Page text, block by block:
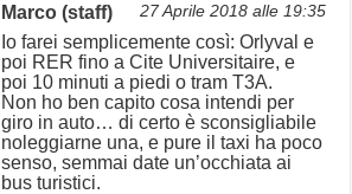
Marco (staff) 27 Aprile 2018 alle 19:35
Io farei semplicemente così: Orlyval e
poi RER fino a Cite Universitaire, e
poi 10 minuti a piedi o tram T3A.
Non ho ben capito cosa intendi per
giro in auto… di certo è sconsigliabile
noleggiarne una, e pure il taxi ha poco
senso, semmai date un’occhiata ai
bus turistici.